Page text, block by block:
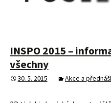
INSPO 2015 –
všechny
30. 5. 2015 Akce a